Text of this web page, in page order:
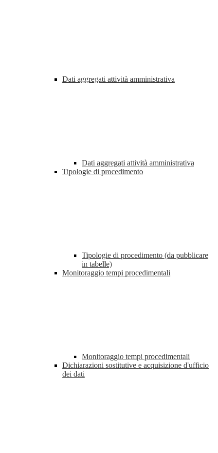
Dati aggregati attività amministrativa
Dati aggregati attività amministrativa
Tipologie di procedimento
Tipologie di procedimento (da pubblicare
in tabelle)
Monitoraggio tempi procedimentali
Monitoraggio tempi procedimentali
Dichiarazioni sostitutive e acquisizione d'ufficio
dei dati